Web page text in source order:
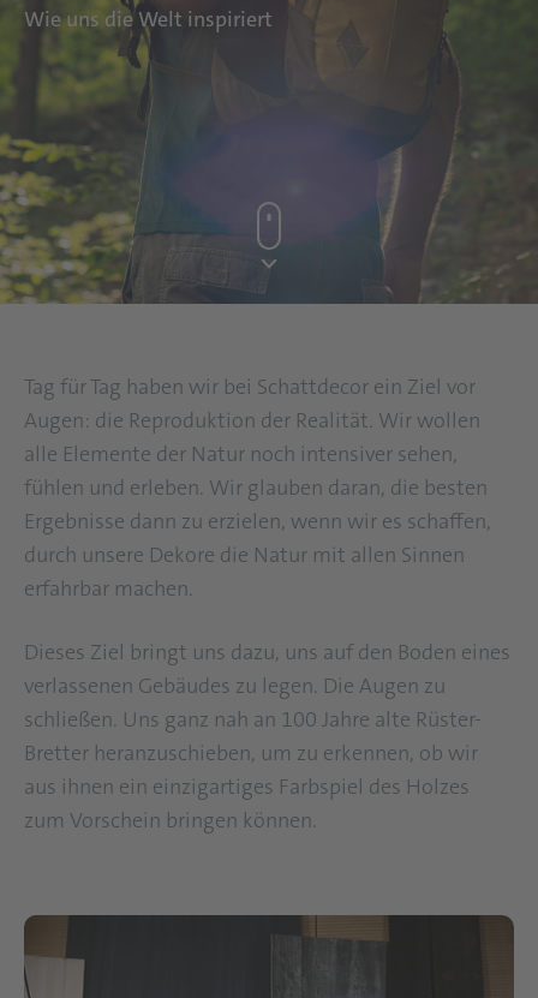
Wie uns die Welt inspiriert
Tag für Tag haben wir bei Schattdecor ein Ziel vor
Augen: die Reproduktion der Realität. Wir wollen
alle Elemente der Natur noch intensiver sehen,
fühlen und erleben. Wir glauben daran, die besten
Ergebnisse dann zu erzielen, wenn wir es schaffen,
durch unsere Dekore die Natur mit allen Sinnen
erfahrbar machen.
Dieses Ziel bringt uns dazu, uns auf den Boden eines
verlassenen Gebäudes zu legen. Die Augen zu
schließen. Uns ganz nah an 100 Jahre alte Rüster-
Bretter heranzuschieben, um zu erkennen, ob wir
aus ihnen ein einzigartiges Farbspiel des Holzes
zum Vorschein bringen können.